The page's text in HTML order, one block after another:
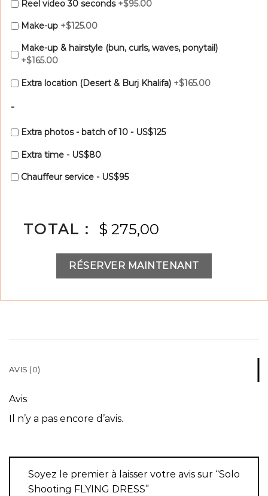
Reel video 30 seconds+$95.00
Make-up +$125.00
Make-up & hairstyle (bun, curls, waves, ponytail)
+$165.00
Extra location (Desert & Burj Khalifa) +$165.00
-
Extra photos - batch of 10 - US$125
Extra time - US$80
Chauffeur service - US$95
TOTAL : $ 275,00
RÉSERVER MAINTENANT
AVIS (0)
Avis
Il n’y a pas encore d’avis.
Soyez le premier à laisser votre avis sur “Solo
Shooting FLYING DRESS”